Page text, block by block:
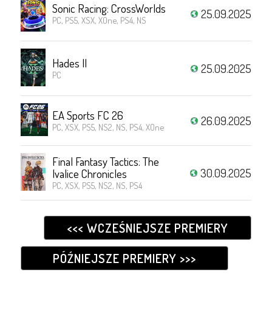
Sonic Racing: CrossWorlds
PC, PS5, XSX, XOne, PS4, NS 25.09.2025
Hades II
PC 25.09.2025
EA Sports FC 26
PC, XSX, PS5, NS2, NS, PS4, XOne 26.09.2025
Final Fantasy Tactics: The
Ivalice Chronicles
PC, XSX, PS5, NS2, NS, PS4
30.09.2025
<<< WCZEŚNIEJSZE PREMIERY
PÓŹNIEJSZE PREMIERY >>>